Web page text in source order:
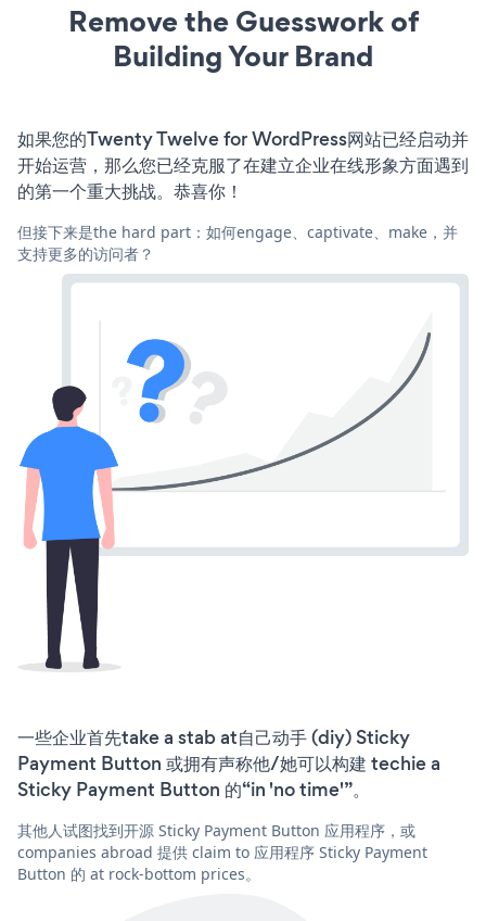
Remove the Guesswork of
Building Your Brand
如果您的Twenty Twelve for WordPress网站已经启动并
开始运营，那么您已经克服了在建立企业在线形象方面遇到
的第一个重大挑战。恭喜你！
但接下来是the hard part：如何engage、captivate、make，并
支持更多的访问者？
一些企业首先take a stab at自己动手 (diy) Sticky
Payment Button 或拥有声称他/她可以构建 techie a
Sticky Payment Button 的“in 'no time'”。
其他人试图找到开源 Sticky Payment Button 应用程序，或
companies abroad 提供 claim to 应用程序 Sticky Payment
Button 的 at rock-bottom prices。